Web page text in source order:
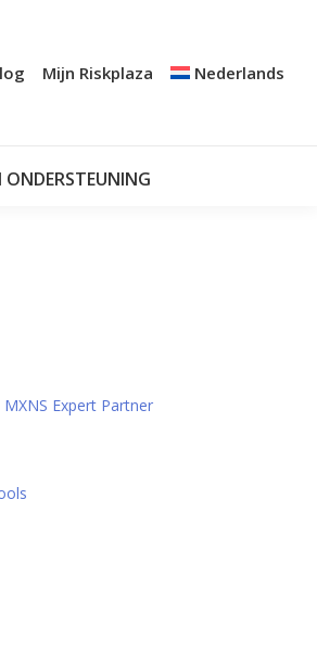
Mijn Riskplaza Nederlands
Expert Partner